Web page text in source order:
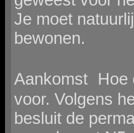
Je moet
bewonen.
Aankomst Hoe
voor. Volgens
besluit de